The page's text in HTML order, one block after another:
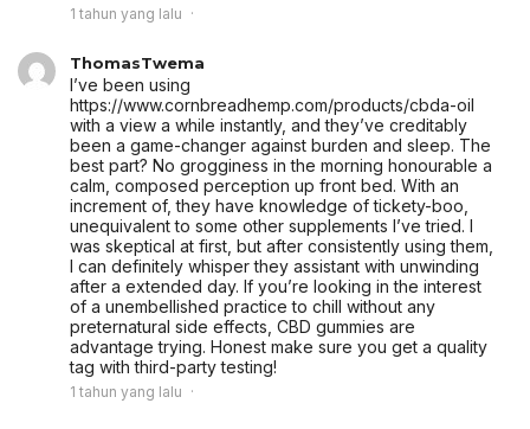
1 tahun yang lalu
ThomasTwema
I’ve been using
https://www.cornbreadhemp.com/products/cbda-oil
with a view a while instantly, and they’ve creditably
been a game-changer against burden and sleep. The
best part? No grogginess in the morning honourable a
calm, composed perception up front bed. With an
increment of, they have knowledge of tickety-boo,
unequivalent to some other supplements I’ve tried. I
was skeptical at first, but after consistently using them,
I can definitely whisper they assistant with unwinding
after a extended day. If you’re looking in the interest
of a unembellished practice to chill without any
preternatural side effects, CBD gummies are
advantage trying. Honest make sure you get a quality
tag with third-party testing!
1 tahun yang lalu